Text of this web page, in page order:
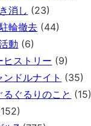
消し (23)
輪撤去 (44)
動 (6)
ヒストリー (9)
ドルナイト (35)
るぐるりのこと (15)